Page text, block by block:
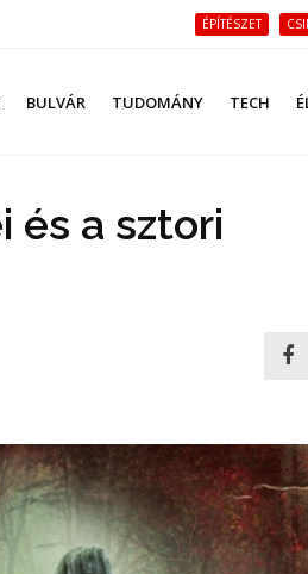
ÉPÍTÉSZET
BULVÁR TUDOMÁNY TECH
a sztori